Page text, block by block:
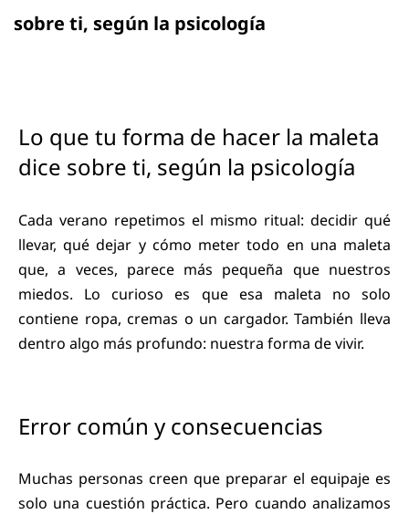
sobre ti, según la psicología
Lo que tu forma de hacer la maleta
dice sobre ti, según la psicología
Cada verano repetimos el mismo ritual: decidir qué
llevar, qué dejar y cómo meter todo en una maleta
que, a veces, parece más pequeña que nuestros
miedos. Lo curioso es que esa maleta no solo
contiene ropa, cremas o un cargador. También lleva
dentro algo más profundo: nuestra forma de vivir.
Error común y consecuencias
Muchas personas creen que preparar el equipaje es
solo una cuestión práctica. Pero cuando analizamos